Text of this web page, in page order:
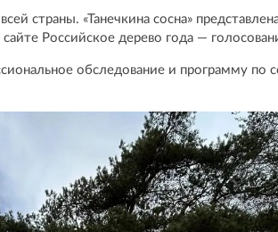
страны. «Танечкина сосна»
Российское дерево года —
обследование и программу по